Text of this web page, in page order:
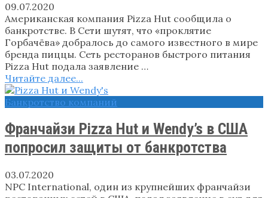
09.07.2020
Американская компания Pizza Hut сообщила о
банкротстве. В Сети шутят, что «проклятие
Горбачёва» добралось до самого известного в мире
бренда пиццы. Сеть ресторанов быстрого питания
Pizza Hut подала заявление …
Читайте далее...
Банкротство компаний
Франчайзи Pizza Hut и Wendy’s в США
попросил защиты от банкротства
03.07.2020
NPC International, один из крупнейших франчайзи